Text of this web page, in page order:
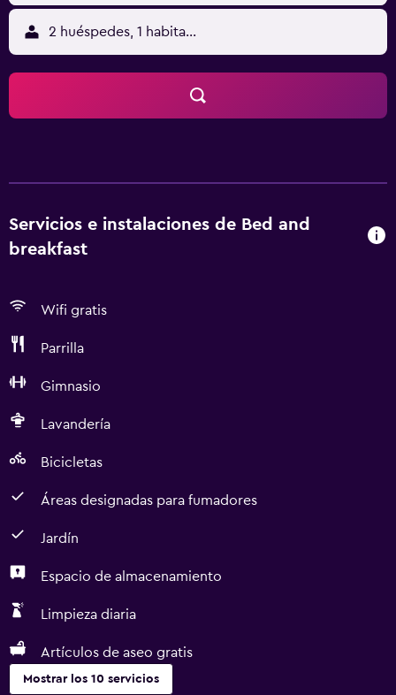
2 huéspedes, 1 habitación
Servicios e instalaciones de Bed and
breakfast
Wifi gratis
Parrilla
Gimnasio
Lavandería
Bicicletas
Áreas designadas para fumadores
Jardín
Espacio de almacenamiento
Limpieza diaria
Artículos de aseo gratis
Mostrar los 10 servicios